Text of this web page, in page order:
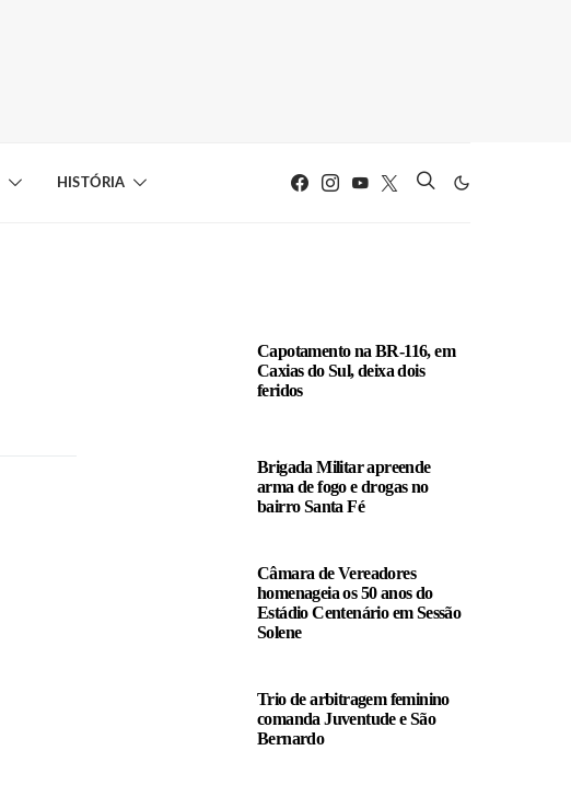
HISTÓRIA
Capotamento na BR-116, em
Caxias do Sul, deixa dois
feridos
Brigada Militar apreende
arma de fogo e drogas no
bairro Santa Fé
Câmara de Vereadores
homenageia os 50 anos do
Estádio Centenário em Sessão
Solene
Trio de arbitragem feminino
comanda Juventude e São
Bernardo